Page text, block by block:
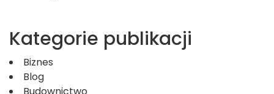
Kategorie publikacji
Biznes
Blog
Budownictwo